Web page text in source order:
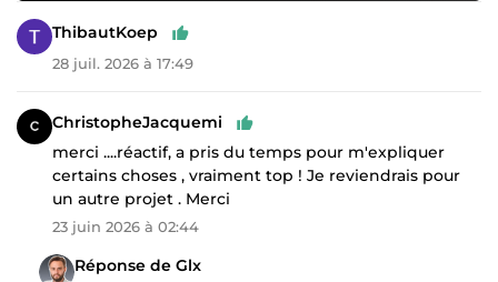
ThibautKoep
28 juil. 2026 à 17:49
ChristopheJacquemi
merci ....réactif, a pris du temps pour m'expliquer
certains choses , vraiment top ! Je reviendrais pour
un autre projet . Merci
23 juin 2026 à 02:44
Réponse de Glx